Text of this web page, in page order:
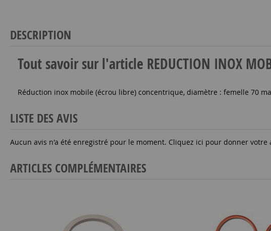
DESCRIPTION
Tout savoir sur l'article REDUCTION INOX
Réduction inox mobile (écrou libre) concentrique, diamètre : femelle 70
LISTE DES AVIS
Aucun avis n'a été enregistré pour le moment. Cliquez ici pour donner votre
ARTICLES COMPLÉMENTAIRES